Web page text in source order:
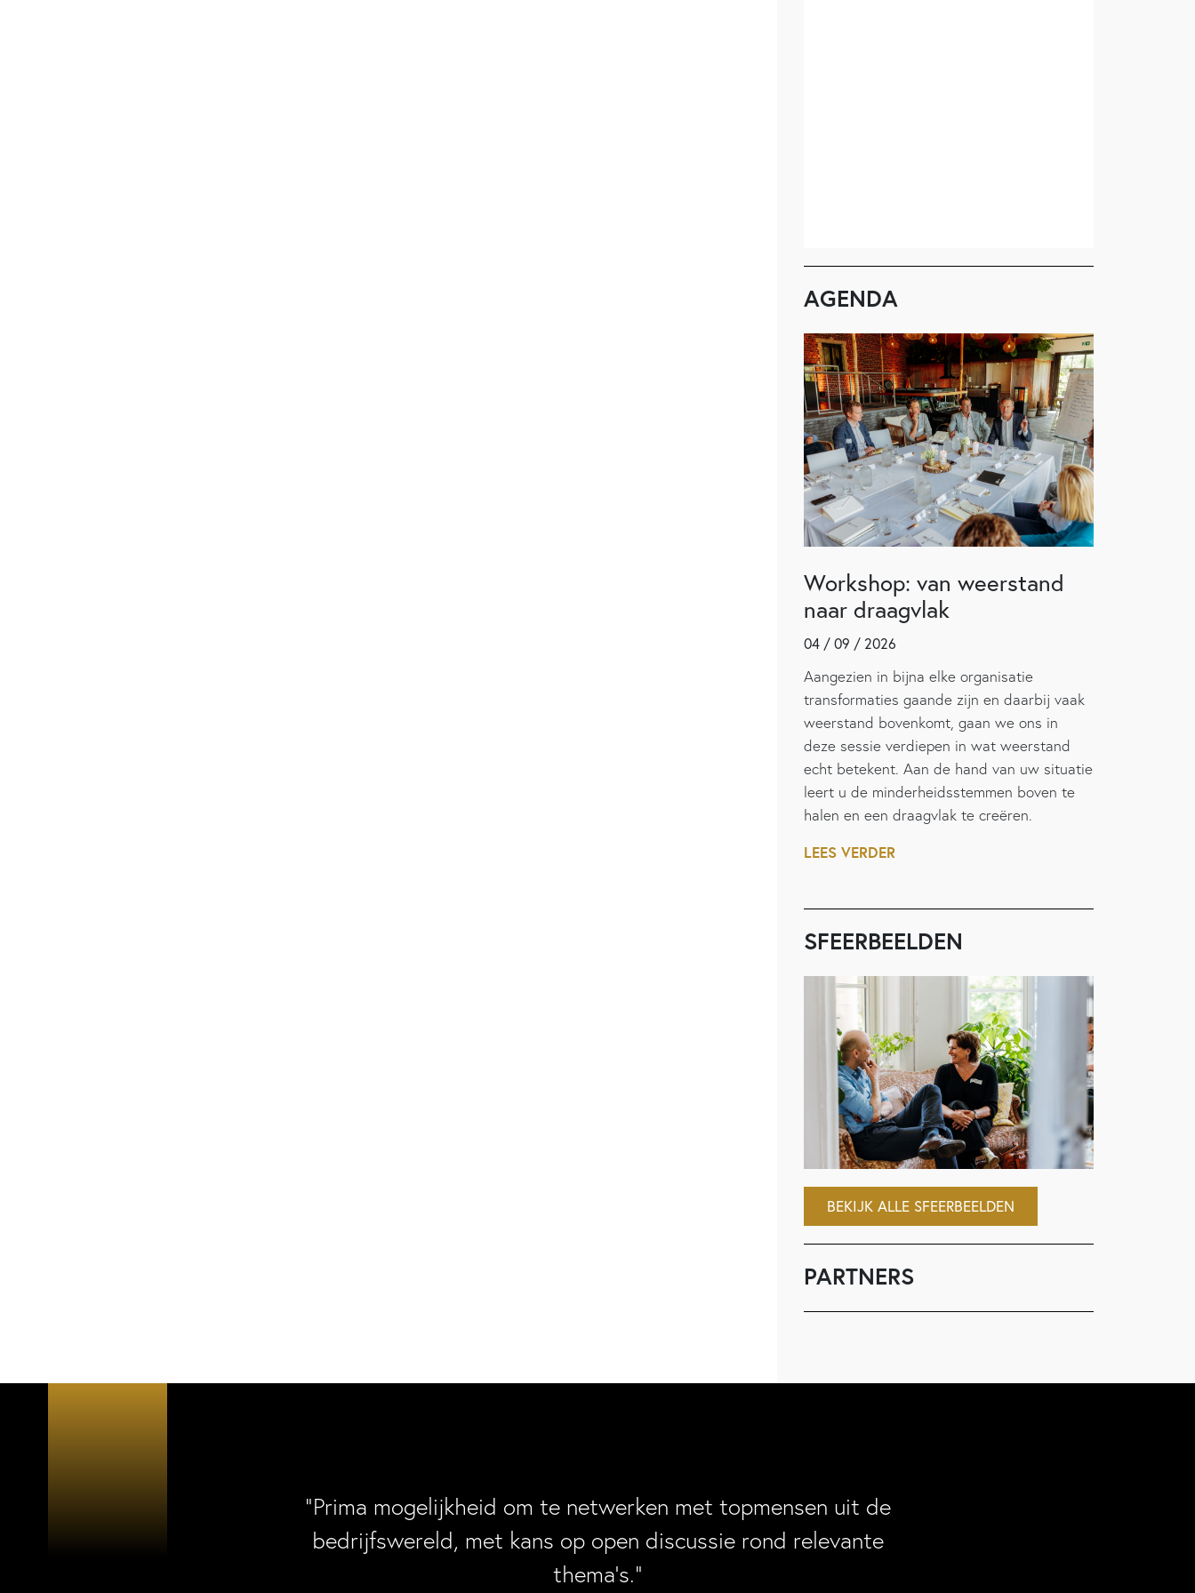
AGENDA
Workshop: van weerstand
naar draagvlak
04 / 09 / 2026
Aangezien in bijna elke organisatie
transformaties gaande zijn en daarbij vaak
weerstand bovenkomt, gaan we ons in
deze sessie verdiepen in wat weerstand
echt betekent. Aan de hand van uw situatie
leert u de minderheidsstemmen boven te
halen en een draagvlak te creëren.
LEES VERDER
SFEERBEELDEN
BEKIJK ALLE SFEERBEELDEN
PARTNERS
“Prima mogelijkheid om te netwerken met topmensen uit de
bedrijfswereld, met kans op open discussie rond relevante
thema’s.”